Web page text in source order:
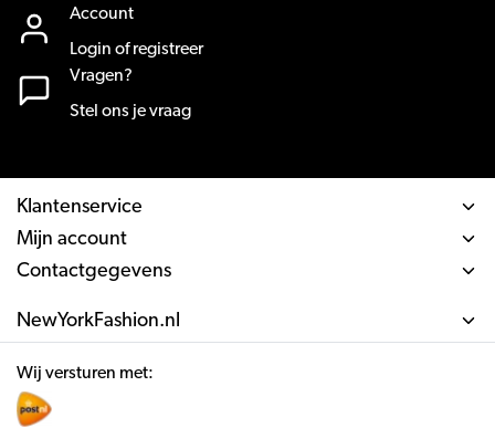
Account
Login of registreer
Vragen?
Stel ons je vraag
Klantenservice
Mijn account
Contactgegevens
NewYorkFashion.nl
Wij versturen met: